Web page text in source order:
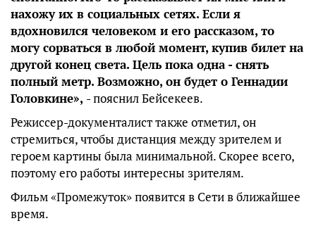
нахожу их в социальных сетях. Если я
вдохновился человеком и его рассказом, то
могу сорваться в любой момент, купив билет на
другой конец света. Цель пока одна - снять
полный метр. Возможно, он будет о Геннадии
Головкине», - пояснил Бейсекеев.
Режиссер-документалист также отметил, он
стремиться, чтобы дистанция между зрителем и
героем картины была минимальной. Скорее всего,
поэтому его работы интересны зрителям.
Фильм «Промежуток» появится в Сети в ближайшее
время.